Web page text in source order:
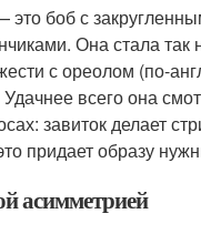
боб с
Она стала так
с ореолом (по-
всего она
завиток делает
придает образу
асимметрией